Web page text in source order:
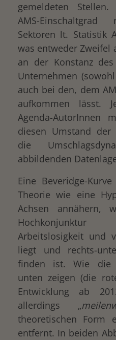
gemeldeten
AMS-
Sektoren lt. Statistik
was entweder Zweifel
an der Konstanz
Unternehmen
auch bei den, dem
aufkommen lässt.
Agenda-AutorInnen
diesen Umstand der
die
abbildenden
Eine Beveridge-
Theorie wie eine
Achsen annähern,
Arbeitslosigkeit und
liegt und rechts-
finden ist. Wie die
unten zeigen (die
Entwicklung ab
allerdings „
theoretischen Form
entfernt. In beiden